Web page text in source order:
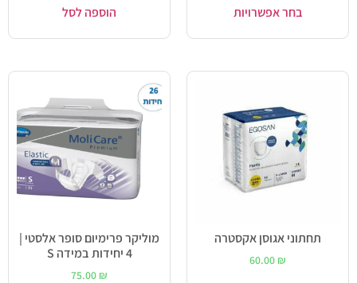
בחר אפשרויות הוספה לסל
תחתוני אגוסן אקסטרה
60.00 ₪
מוליקר פרימיום סופר אלסטי |
4 יחידות במידה S
75.00 ₪